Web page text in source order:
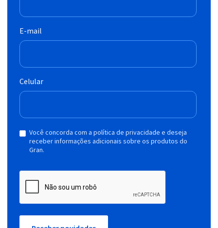
E-mail
Celular
Você concorda com a política de privacidade e deseja
receber informações adicionais sobre os produtos do
Gran.